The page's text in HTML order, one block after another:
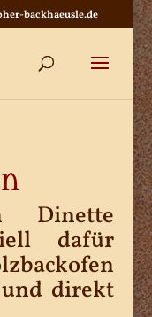
backhaeusle.de
Dinette
dafür
und direkt